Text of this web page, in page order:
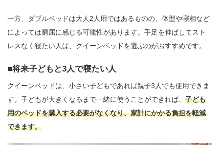
一方、ダブルベッドは大人2人用ではあるものの、体型や寝相など
によっては窮屈に感じる可能性があります。手足を伸ばしてスト
レスなく寝たい人は、クイーンベッドを選ぶのがおすすめです。
将来子どもと3人で寝たい人
クイーンベッドは、小さい子どもであれば親子3人でも使用できま
す。子どもが大きくなるまで一緒に使うことができれば、 子ども
用のベッドを購入する必要がなくなり、家計にかかる負担を軽減
できます。